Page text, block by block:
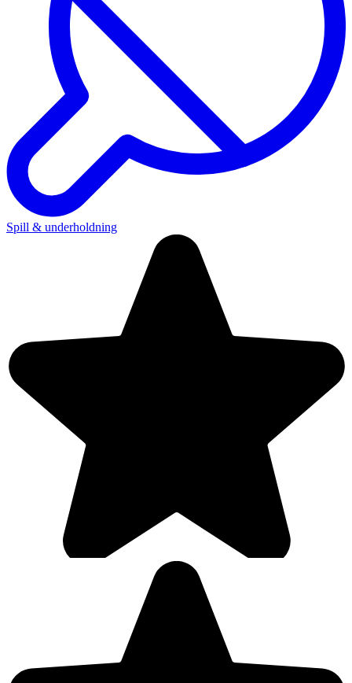
Spill & underholdning